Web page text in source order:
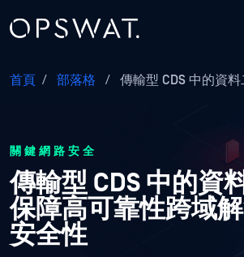
首頁 / 部落格 / 傳輸型 CDS 中的資
關鍵網路安全
傳輸型 CDS 中的資
保障高可靠性跨域
安全性